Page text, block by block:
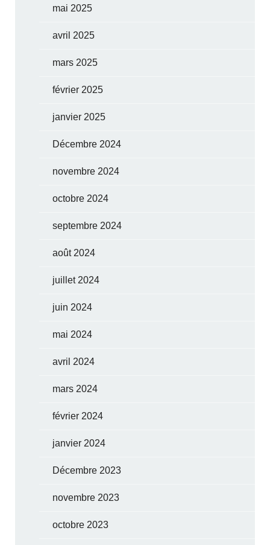
mai 2025
avril 2025
mars 2025
février 2025
janvier 2025
Décembre 2024
novembre 2024
octobre 2024
septembre 2024
août 2024
juillet 2024
juin 2024
mai 2024
avril 2024
mars 2024
février 2024
janvier 2024
Décembre 2023
novembre 2023
octobre 2023